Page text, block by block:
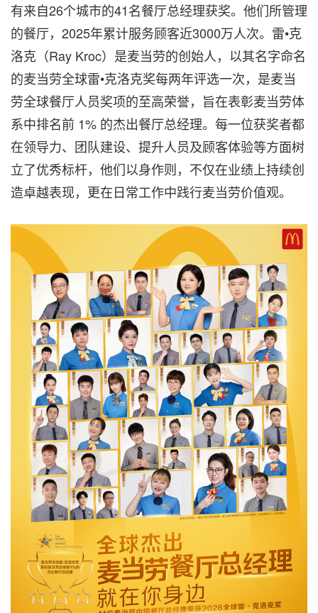
有来自26个城市的41名餐厅总经理获奖。他们所管理
的餐厅，2025年累计服务顾客近3000万人次。雷•克
洛克（Ray Kroc）是麦当劳的创始人，以其名字命名
的麦当劳全球雷•克洛克奖每两年评选一次，是麦当
劳全球餐厅人员奖项的至高荣誉，旨在表彰麦当劳体
系中排名前 1% 的杰出餐厅总经理。每一位获奖者都
在领导力、团队建设、提升人员及顾客体验等方面树
立了优秀标杆，他们以身作则，不仅在业绩上持续创
造卓越表现，更在日常工作中践行麦当劳价值观。